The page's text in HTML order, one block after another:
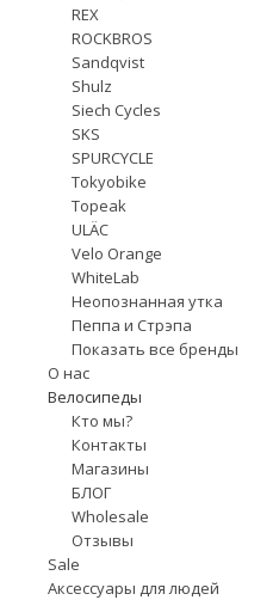
REX
ROCKBROS
Sandqvist
Shulz
Siech Cycles
SKS
SPURCYCLE
Tokyobike
Topeak
ULÄC
Velo Orange
WhiteLab
Неопознанная утка
Пеппа и Стрэпа
Показать все бренды
О нас
Велосипеды
Кто мы?
Контакты
Магазины
БЛОГ
Wholesale
Отзывы
Sale
Аксессуары для людей